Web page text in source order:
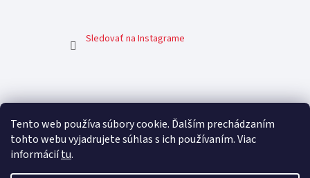
Tento web používa súbory cookie. Ďalším prechádzaním
tohto webu vyjadrujete súhlas s ich používaním. Viac
informáciítu.
Sledovať na Instagrame
Facebook